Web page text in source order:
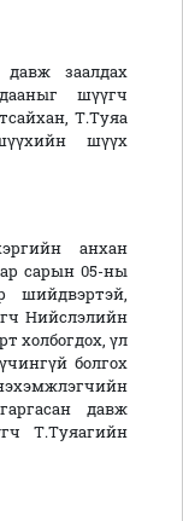
заалдах
шүүгч
Т.Туяа
шүүх
анхан
сарын 05-ны
шийдвэртэй,
Нийслэлийн
холбогдох, үл
болгох
давж
Т.Туяагийн